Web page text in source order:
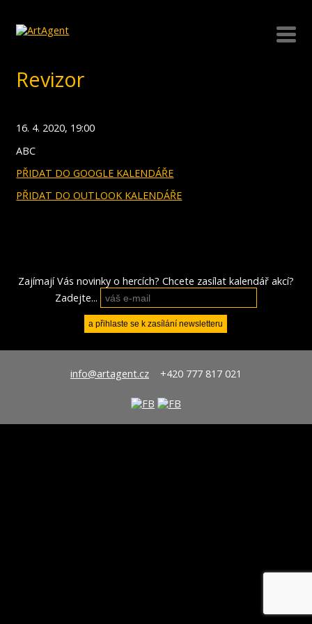
Revizor
16. 4. 2020, 19:00
ABC
PŘIDAT DO GOOGLE KALENDÁŘE
PŘIDAT DO OUTLOOK KALENDÁŘE
Zajímají Vás novinky o hercích? Chcete zasílat kalendář akcí?
Zadejte...
info@artagent.cz+420 777 817 021